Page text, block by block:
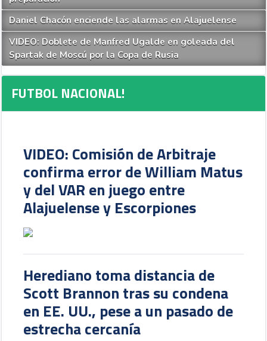
Daniel Chacón enciende las alarmas en Alajuelense
VIDEO: Doblete de Manfred Ugalde en goleada del
Spartak de Moscú por la Copa de Rusia
FUTBOL NACIONAL!
VIDEO: Comisión de Arbitraje
confirma error de William Matus
y del VAR en juego entre
Alajuelense y Escorpiones
Herediano toma distancia de
Scott Brannon tras su condena
en EE. UU., pese a un pasado de
estrecha cercanía